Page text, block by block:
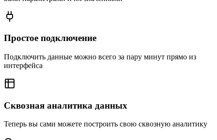
Простое подключение
Подключить данные можно всего за пару минут прямо из
интерфейса
Сквозная аналитика данных
Теперь вы сами можете построить свою сквозную аналитику